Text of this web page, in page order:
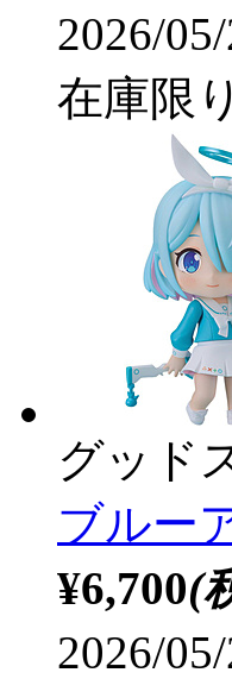
2026/
在庫限り
グッド
ブルー
¥6,700(
2026/